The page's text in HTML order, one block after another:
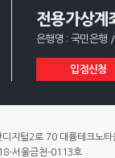
전용가상계
은행명 : 국민은행
입점신청
디지털2로 70 대륭테크노
서울금천-0113호